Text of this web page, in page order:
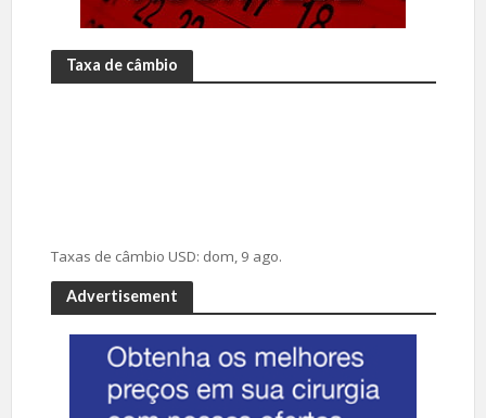
Taxa de câmbio
Taxas de câmbio USD: dom, 9 ago.
Advertisement